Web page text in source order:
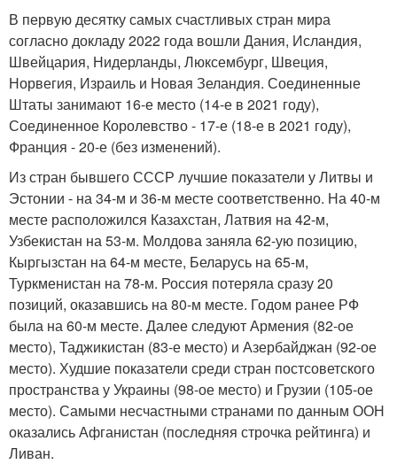
В первую десятку самых счастливых стран мира
согласно докладу 2022 года вошли Дания, Исландия,
Швейцария, Нидерланды, Люксембург, Швеция,
Норвегия, Израиль и Новая Зеландия. Соединенные
Штаты занимают 16-е место (14-е в 2021 году),
Соединенное Королевство - 17-е (18-е в 2021 году),
Франция - 20-е (без изменений).
Из стран бывшего СССР лучшие показатели у Литвы и
Эстонии - на 34-м и 36-м месте соответственно. На 40-м
месте расположился Казахстан, Латвия на 42-м,
Узбекистан на 53-м. Молдова заняла 62-ую позицию,
Кыргызстан на 64-м месте, Беларусь на 65-м,
Туркменистан на 78-м. Россия потеряла сразу 20
позиций, оказавшись на 80-м месте. Годом ранее РФ
была на 60-м месте. Далее следуют Армения (82-ое
место), Таджикистан (83-е место) и Азербайджан (92-ое
место). Худшие показатели среди стран постсоветского
пространства у Украины (98-ое место) и Грузии (105-ое
место). Самыми несчастными странами по данным ООН
оказались Афганистан (последняя строчка рейтинга) и
Ливан.